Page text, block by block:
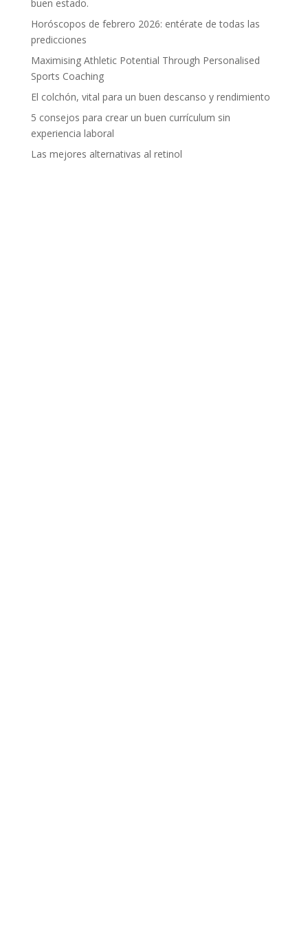
buen estado.
Horóscopos de febrero 2026: entérate de todas las
predicciones
Maximising Athletic Potential Through Personalised
Sports Coaching
El colchón, vital para un buen descanso y rendimiento
5 consejos para crear un buen currículum sin
experiencia laboral
Las mejores alternativas al retinol